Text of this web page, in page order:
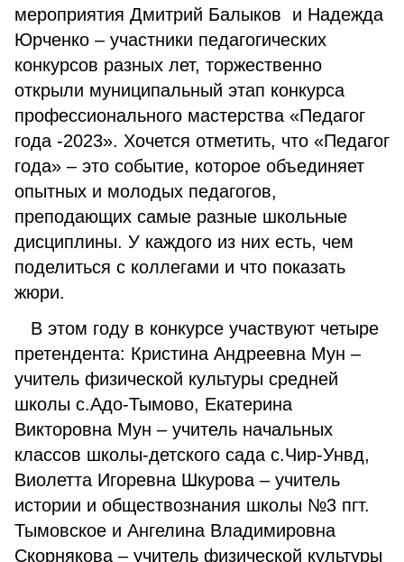
мероприятия Дмитрий Балыков и Надежда
Юрченко – участники педагогических
конкурсов разных лет, торжественно
открыли муниципальный этап конкурса
профессионального мастерства «Педагог
года -2023». Хочется отметить, что «Педагог
года» – это событие, которое объединяет
опытных и молодых педагогов,
преподающих самые разные школьные
дисциплины. У каждого из них есть, чем
поделиться с коллегами и что показать
жюри.
В этом году в конкурсе участвуют четыре
претендента: Кристина Андреевна Мун –
учитель физической культуры средней
школы с.Адо-Тымово, Екатерина
Викторовна Мун – учитель начальных
классов школы-детского сада с.Чир-Унвд,
Виолетта Игоревна Шкурова – учитель
истории и обществознания школы №3 пгт.
Тымовское и Ангелина Владимировна
Скорнякова – учитель физической культуры